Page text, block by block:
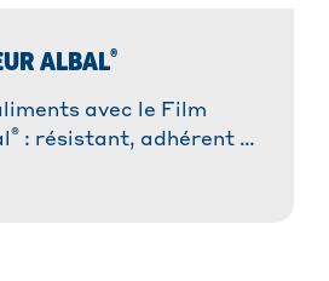
ALBAL®
avec le Film
® : résistant, adhérent et